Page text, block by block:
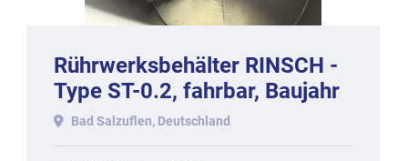
Rührwerksbehälter RINSCH -
Type ST-0.2, fahrbar, Baujahr
2014
Bad Salzuflen, Deutschland